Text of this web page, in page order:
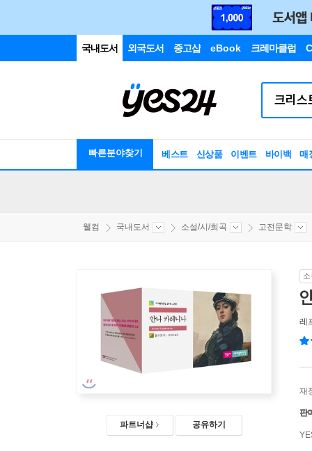
국내도서 외국도서 중고샵 eBook 크레마클럽
빠른분야찾기 베스트 신상품 이벤트 바이백 매
웰컴 국내도서 소설/시/희곡 고전문학
파트너샵 공유하기
레
재
판